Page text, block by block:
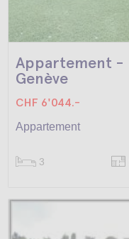
Appartement -
Genève
CHF 6'044.-
Appartement
3